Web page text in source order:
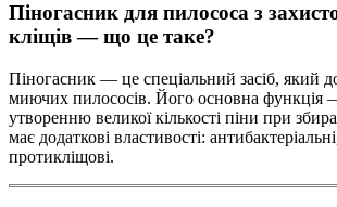
Піногасник для пилососа з
кліщів — що це таке?
Піногасник — це спеціальний засіб, який
миючих пилососів. Його основна функція
утворенню великої кількості піни при
має додаткові властивості:
протикліщові.